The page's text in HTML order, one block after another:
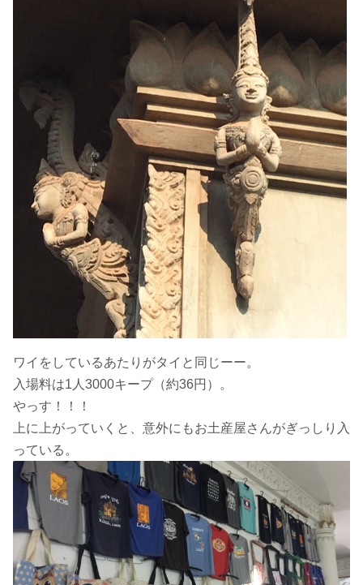
ワイをしているあたりがタイと同じーー。
入場料は1人3000キープ（約36円）。
やっす！！！
上に上がっていくと、意外にもお土産屋さんがぎっしり入
っている。